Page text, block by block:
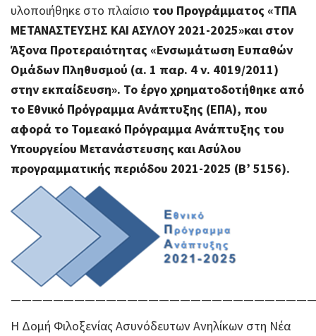
υλοποιήθηκε στο πλαίσιο του Προγράμματος «ΤΠΑ
ΜΕΤΑΝΑΣΤΕΥΣΗΣ ΚΑΙ ΑΣΥΛΟΥ 2021-2025»και στον
Άξονα Προτεραιότητας «Ενσωμάτωση Ευπαθών
Ομάδων Πληθυσμού (α. 1 παρ. 4 ν. 4019/2011)
στην εκπαίδευση». Το έργο χρηματοδοτήθηκε από
το Εθνικό Πρόγραμμα Ανάπτυξης (ΕΠΑ), που
αφορά το Τομεακό Πρόγραμμα Ανάπτυξης του
Υπουργείου Μετανάστευσης και Ασύλου
προγραμματικής περιόδου 2021-2025 (Β’ 5156).
Η Δομή Φιλοξενίας Ασυνόδευτων Aνηλίκων στη Νέα